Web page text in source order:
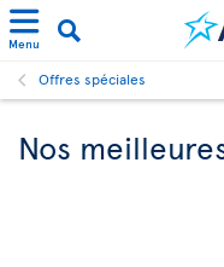
Menu
Offres spéciales
Nos